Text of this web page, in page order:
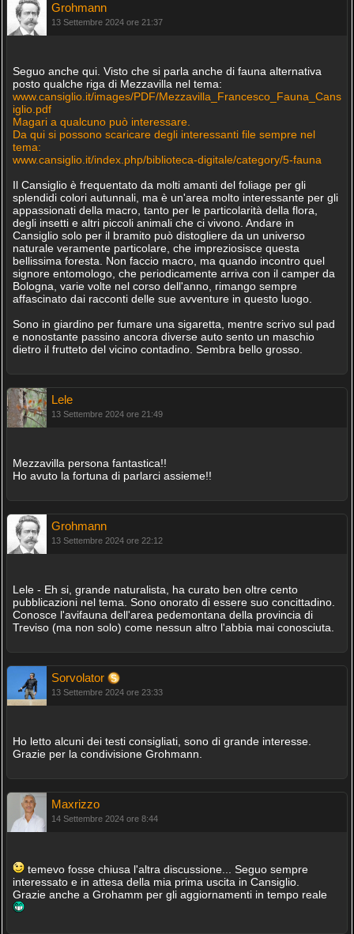
Grohmann
13 Settembre 2024 ore 21:37
Seguo anche qui. Visto che si parla anche di fauna alternativa
posto qualche riga di Mezzavilla nel tema:
www.cansiglio.it/images/PDF/Mezzavilla_Francesco_Fauna_Cans
iglio.pdf
Magari a qualcuno può interessare.
Da qui si possono scaricare degli interessanti file sempre nel
tema:
www.cansiglio.it/index.php/biblioteca-digitale/category/5-fauna
Il Cansiglio è frequentato da molti amanti del foliage per gli
splendidi colori autunnali, ma è un'area molto interessante per gli
appassionati della macro, tanto per le particolarità della flora,
degli insetti e altri piccoli animali che ci vivono. Andare in
Cansiglio solo per il bramito può distogliere da un universo
naturale veramente particolare, che impreziosisce questa
bellissima foresta. Non faccio macro, ma quando incontro quel
signore entomologo, che periodicamente arriva con il camper da
Bologna, varie volte nel corso dell'anno, rimango sempre
affascinato dai racconti delle sue avventure in questo luogo.
Sono in giardino per fumare una sigaretta, mentre scrivo sul pad
e nonostante passino ancora diverse auto sento un maschio
dietro il frutteto del vicino contadino. Sembra bello grosso.
Lele
13 Settembre 2024 ore 21:49
Mezzavilla persona fantastica!!
Ho avuto la fortuna di parlarci assieme!!
Grohmann
13 Settembre 2024 ore 22:12
Lele - Eh si, grande naturalista, ha curato ben oltre cento
pubblicazioni nel tema. Sono onorato di essere suo concittadino.
Conosce l'avifauna dell'area pedemontana della provincia di
Treviso (ma non solo) come nessun altro l'abbia mai conosciuta.
Sorvolator
13 Settembre 2024 ore 23:33
Ho letto alcuni dei testi consigliati, sono di grande interesse.
Grazie per la condivisione Grohmann.
Maxrizzo
14 Settembre 2024 ore 8:44
temevo fosse chiusa l'altra discussione... Seguo sempre
interessato e in attesa della mia prima uscita in Cansiglio.
Grazie anche a Grohamm per gli aggiornamenti in tempo reale